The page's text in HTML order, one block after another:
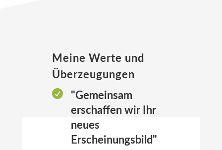
Meine Werte und
Überzeugungen

"Gemeinsam
erschaffen wir Ihr
neues
Erscheinungsbild"